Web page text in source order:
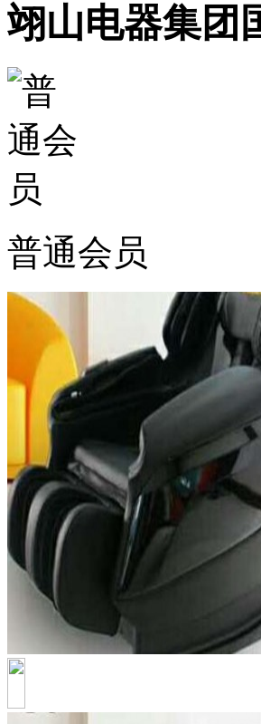
翊山电器集团
普通会员